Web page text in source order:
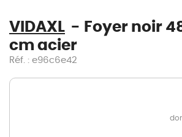
VIDAXL
Foyer noir
cm acier
Réf. : e96c6e42